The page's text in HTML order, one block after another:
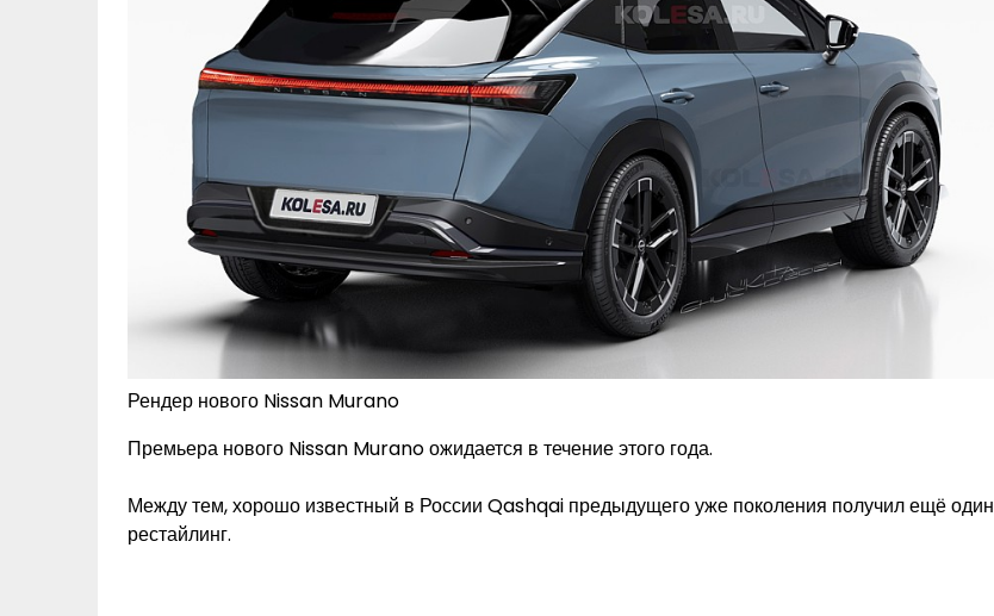
Рендер нового Nissan Murano
Премьера нового Nissan Murano ожидается в течение этого года.
Между тем, хорошо известный в России Qashqai предыдущего уже поколения получил ещё один
рестайлинг.